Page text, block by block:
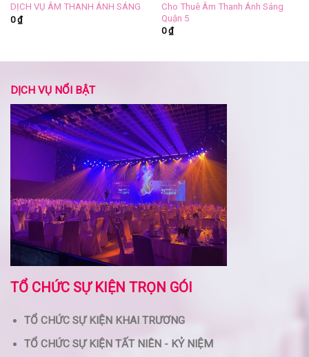
DỊCH VỤ ÂM THANH ÁNH SÁNG
0₫
Cho Thuê Âm Thanh Ánh Sáng
Quận 5
0₫
DỊCH VỤ NỔI BẬT
TỔ CHỨC SỰ KIỆN TRỌN GÓI
TỔ CHỨC SỰ KIỆN KHAI TRƯƠNG
TỔ CHỨC SỰ KIỆN TẤT NIÊN - KỶ NIỆM